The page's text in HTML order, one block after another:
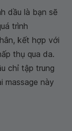
dầu là bạn sẽ
trình
kết hợp với
thụ qua da.
chỉ tập trung
massage này